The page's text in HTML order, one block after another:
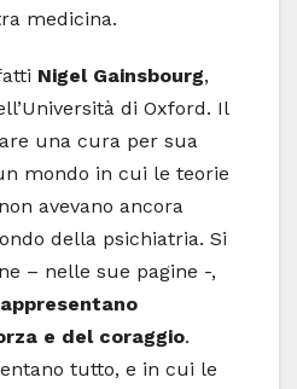
medicina.
Nigel Gainsbourg,
di Oxford. Il
una cura per sua
mondo in cui le teorie
avevano ancora
della psichiatria. Si
– nelle sue pagine -,
e del coraggio.
tutto, e in cui le